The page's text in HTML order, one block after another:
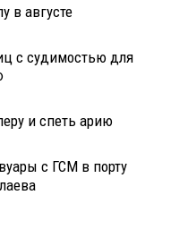
в августе
с судимостью для
и спеть арию
с ГСМ в порту